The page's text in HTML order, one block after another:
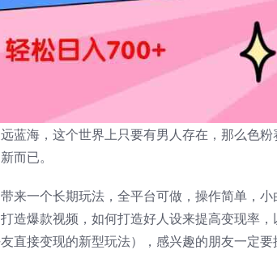
蓝海，这个世界上只要有男人存在，那么色
而已。
来一个长期玩法，全平台可做，操作简单，
造爆款视频，如何打造好人设来提高变现率
直接变现的新型玩法），感兴趣的朋友一定